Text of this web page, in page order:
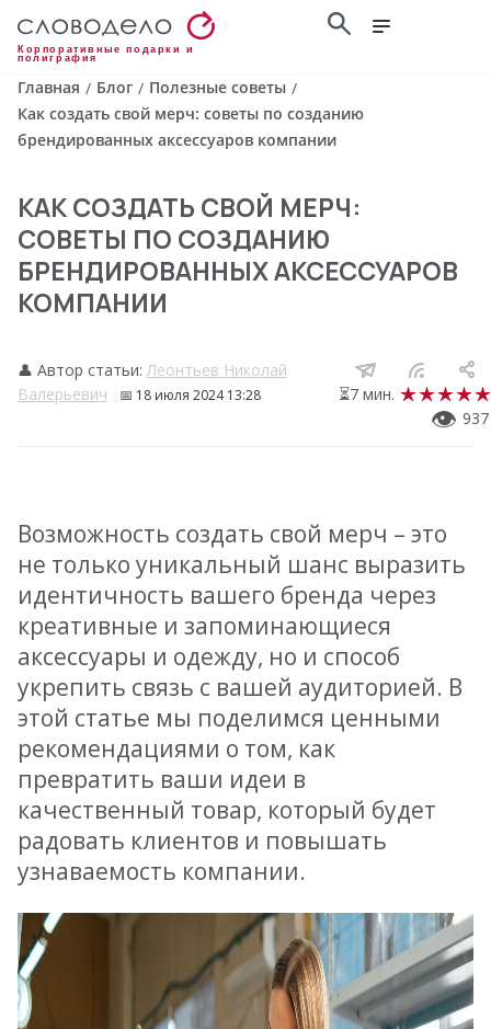
Корпоративные подарки и
полиграфия
Главная / Блог / Полезные советы /
Как создать свой мерч: советы по созданию
брендированных аксессуаров компании
КАК СОЗДАТЬ СВОЙ МЕРЧ:
СОВЕТЫ ПО СОЗДАНИЮ
БРЕНДИРОВАННЫХ АКСЕССУАРОВ
КОМПАНИИ
👤 Автор статьи:Леонтьев Николай
Валерьевич
📅 18 июля 2024 13:28 ⏳7 мин.
👁 937
Возможность создать свой мерч – это
не только уникальный шанс выразить
идентичность вашего бренда через
креативные и запоминающиеся
аксессуары и одежду, но и способ
укрепить связь с вашей аудиторией. В
этой статье мы поделимся ценными
рекомендациями о том, как
превратить ваши идеи в
качественный товар, который будет
радовать клиентов и повышать
узнаваемость компании.